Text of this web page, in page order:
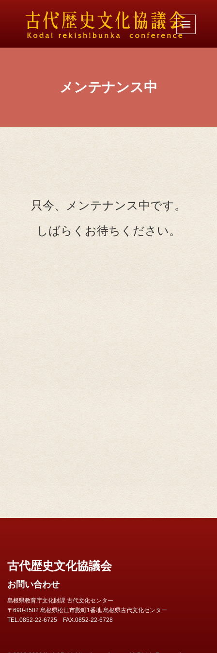
メンテナンス中
只今、メンテナンス中です。
しばらくお待ちください。
古代歴史文化協議会
お問い合わせ
島根県教育庁文化財課 古代文化センター
〒690-8502 島根県松江市殿町1番地 島根県古代文化センター
TEL.0852-22-6725 FAX.0852-22-6728